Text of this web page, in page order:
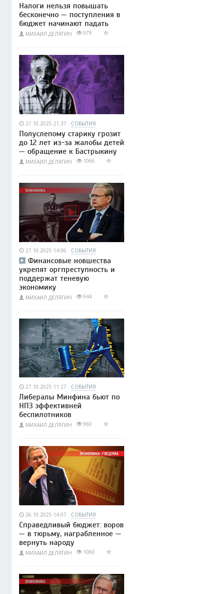
Налоги нельзя повышать
бесконечно — поступления в
бюджет начинают падать
МИХАИЛ ДЕЛЯГИН 979
27.10.2025 21:37 СОБЫТИЯ
Полуслепому старику грозит
до 12 лет из-за жалобы детей
— обращение к Бастрыкину
МИХАИЛ ДЕЛЯГИН 1066
27.10.2025 14:06 СОБЫТИЯ
Финансовые новшества
укрепят оргпреступность и
поддержат теневую
экономику
МИХАИЛ ДЕЛЯГИН 944
27.10.2025 11:27 СОБЫТИЯ
Либералы Минфина бьют по
НПЗ эффективней
беспилотников
МИХАИЛ ДЕЛЯГИН 960
26.10.2025 14:07 СОБЫТИЯ
Справедливый бюджет: воров
— в тюрьму, награбленное —
вернуть народу
МИХАИЛ ДЕЛЯГИН 1060